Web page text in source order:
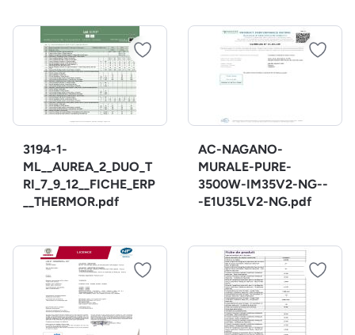
3194-1-
ML__AUREA_2_DUO_T
RI_7_9_12__FICHE_ERP
__THERMOR.pdf
AC-NAGANO-
MURALE-PURE-
3500W-IM35V2-NG--
-E1U35LV2-NG.pdf